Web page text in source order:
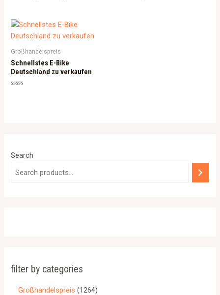
Search
filter by categories
Großhandelspreis
1264
Großhandelspreis
Schnellstes E-Bike
Deutschland zu verkaufen